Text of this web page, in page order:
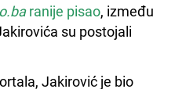
ranije pisao, između
su postojali
Jakirović je bio